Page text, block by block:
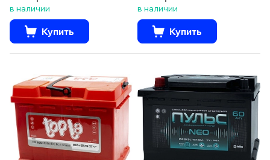
в наличии
Купить
в наличии
Купить